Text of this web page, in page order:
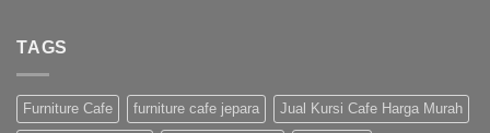
TAGS
Furniture Cafe furniture cafe jepara Jual Kursi Cafe Harga Murah